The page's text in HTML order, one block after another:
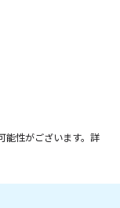
能性がございます。詳